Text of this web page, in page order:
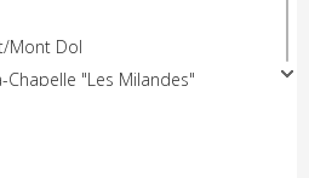
Mont Dol
Chapelle "Les Milandes"